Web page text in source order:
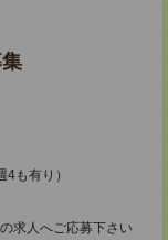
も有り）
求人へご応募下さい